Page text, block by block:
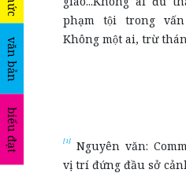
văn bản
biểu đạt
phạm tội trong
Không một ai, trừ
[1]
Nguyên văn:
vị trí đứng đầu sở